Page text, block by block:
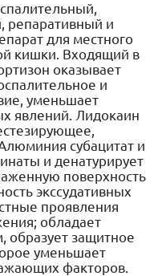
репаративный и
для местного
кишки. Входящий в
оказывает
и
уменьшает
явлений. Лидокаин
субацитат и
и денатурирует
поверхность
экссудативных
проявления
обладает
защитное
уменьшает
факторов.